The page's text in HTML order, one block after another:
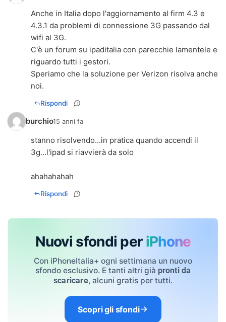
Anche in Italia dopo l'aggiornamento al firm 4.3 e
4.3.1 da problemi di connessione 3G passando dal
wifi al 3G.
C'è un forum su ipaditalia con parecchie lamentele e
riguardo tutti i gestori.
Speriamo che la soluzione per Verizon risolva anche
noi.
Rispondi
burchio15 anni fa
stanno risolvendo...in pratica quando accendi il
3g...l'ipad si riavvierà da solo
ahahahahah
Rispondi
Nuovi sfondi per iPhone
Con iPhoneItalia+ ogni settimana un nuovo
sfondo esclusivo. E tanti altri già pronti da
scaricare, alcuni gratis per tutti.
Scopri gli sfondi